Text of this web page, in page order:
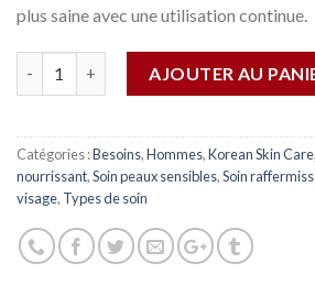
plus saine avec une utilisation continue.
AJOUTER AU
Catégories :Besoins,Hommes,Korean Skin Care,
nourrissant,Soin peaux sensibles,Soin
visage, Types de soin